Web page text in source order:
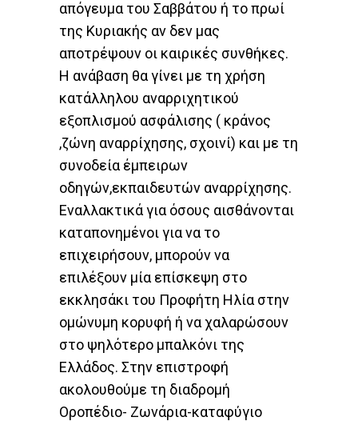
απόγευμα του Σαββάτου ή το πρωί
της Κυριακής αν δεν μας
αποτρέψουν οι καιρικές συνθήκες.
Η ανάβαση θα γίνει με τη χρήση
κατάλληλου αναρριχητικού
εξοπλισμού ασφάλισης ( κράνος
,ζώνη αναρρίχησης, σχοινί) και με τη
συνοδεία έμπειρων
οδηγών,εκπαιδευτών αναρρίχησης.
Εναλλακτικά για όσους αισθάνονται
καταπονημένοι για να το
επιχειρήσουν, μπορούν να
επιλέξουν μία επίσκεψη στο
εκκλησάκι του Προφήτη Ηλία στην
ομώνυμη κορυφή ή να χαλαρώσουν
στο ψηλότερο μπαλκόνι της
Ελλάδος. Στην επιστροφή
ακολουθούμε τη διαδρομή
Οροπέδιο- Ζωνάρια-καταφύγιο